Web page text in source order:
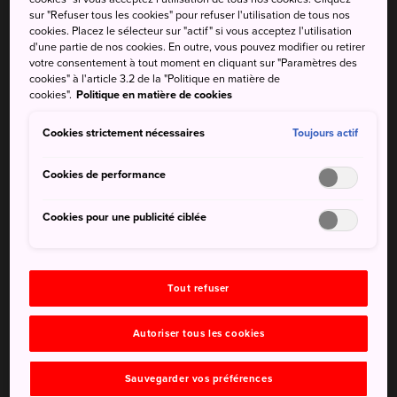
À ne pas manquer
Tinu Beach, avec ses fameux rochers en forme
Le pont de Kouri, qui s'étend sur environ deux
La grotte d'Adam et Ève d'Okinawa à Chigunu
Comment s'y rendre
Il existe des lignes touristiques du Yanbaru Express Bus
sur "Refuser tous les cookies" pour refuser l'utilisation de tous nos
cookies. Placez le sélecteur sur "actif" si vous acceptez l'utilisation
d'une partie de nos cookies. En outre, vous pouvez modifier ou retirer
votre consentement à tout moment en cliquant sur "Paramètres des
cookies" à l'article 3.2 de la "Politique en matière de
cookies". Politique en matière de cookies
Cookies strictement nécessaires Toujours actif
Cookies de performance
Cookies pour une publicité ciblée
Tout refuser
Autoriser tous les cookies
Sauvegarder vos préférences